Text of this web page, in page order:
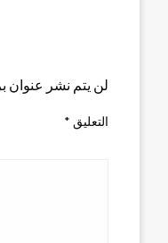
لن يتم نشر عنوان
التعليق *